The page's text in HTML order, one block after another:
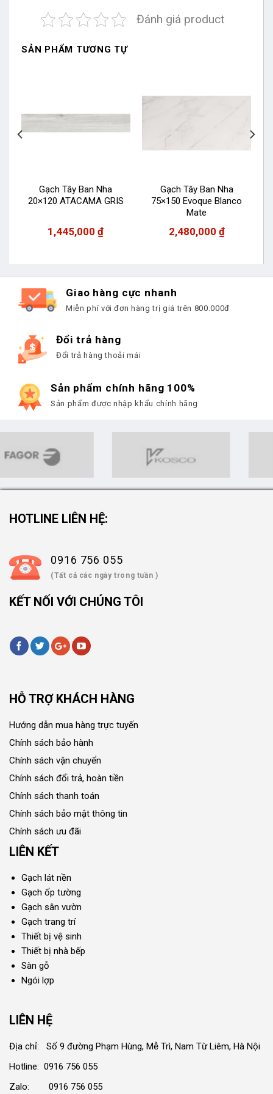
Đánh giá product
SẢN PHẨM TƯƠNG TỰ
Gạch Tây Ban Nha
20×120 ATACAMA GRIS
1,445,000₫
Gạch Tây Ban Nha
75×150 Evoque Blanco
Mate
2,480,000 ₫
Giao hàng cực nhanh
Miễn phí với đơn hàng trị giá trên 800.000đ
Đổi trả hàng
Đổi trả hàng thoải mái
Sản phẩm chính hãng 100%
Sản phẩm được nhập khẩu chính hãng
HOTLINE LIÊN HỆ:
0916 756 055
(Tất cả các ngày trong tuần )
KẾT NỐI VỚI CHÚNG TÔI
HỖ TRỢ KHÁCH HÀNG
Hướng dẫn mua hàng trực tuyến
Chính sách bảo hành
Chính sách vận chuyển
Chính sách đổi trả, hoàn tiền
Chính sách thanh toán
Chính sách bảo mật thông tin
Chính sách ưu đãi
LIÊN KẾT
Gạch lát nền
Gạch ốp tường
Gạch sân vườn
Gạch trang trí
Thiết bị vệ sinh
Thiết bị nhà bếp
Sàn gỗ
Ngói lợp
LIÊN HỆ
Địa chỉ: Số 9 đường Phạm Hùng, Mễ Trì, Nam Từ Liêm, Hà Nội
Hotline: 0916 756 055
Zalo: 0916 756 055